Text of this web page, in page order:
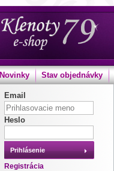
Novinky Stav objednávky
Email
Heslo
Prihlásenie
Registrácia